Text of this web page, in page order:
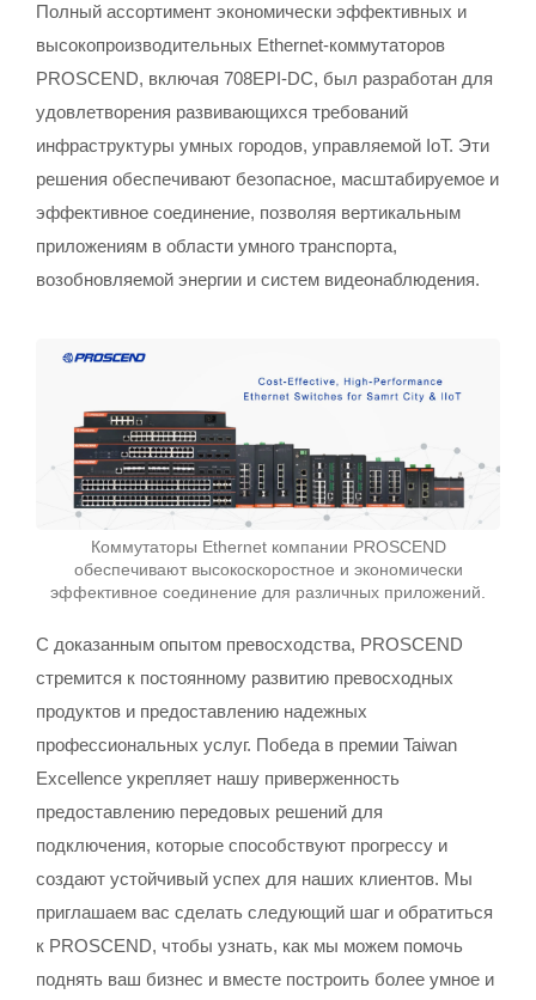
Полный ассортимент экономически эффективных и
высокопроизводительных Ethernet-коммутаторов
PROSCEND, включая 708EPI-DC, был разработан для
удовлетворения развивающихся требований
инфраструктуры умных городов, управляемой IoT. Эти
решения обеспечивают безопасное, масштабируемое и
эффективное соединение, позволяя вертикальным
приложениям в области умного транспорта,
возобновляемой энергии и систем видеонаблюдения.
Коммутаторы Ethernet компании PROSCEND
обеспечивают высокоскоростное и экономически
эффективное соединение для различных приложений.
С доказанным опытом превосходства, PROSCEND
стремится к постоянному развитию превосходных
продуктов и предоставлению надежных
профессиональных услуг. Победа в премии Taiwan
Excellence укрепляет нашу приверженность
предоставлению передовых решений для
подключения, которые способствуют прогрессу и
создают устойчивый успех для наших клиентов. Мы
приглашаем вас сделать следующий шаг и обратиться
к PROSCEND, чтобы узнать, как мы можем помочь
поднять ваш бизнес и вместе построить более умное и